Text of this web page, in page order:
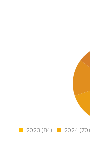
2023 (84) 2024 (70)